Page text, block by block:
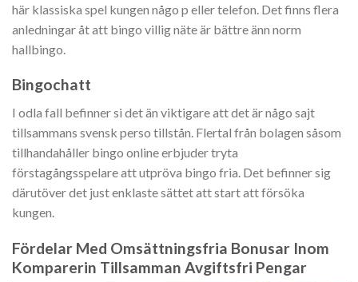
här klassiska spel kungen någo p eller telefon. Det finns flera
anledningar åt att bingo villig näte är bättre änn norm
hallbingo.
Bingochatt
I odla fall befinner si det än viktigare att det är någo sajt
tillsammans svensk perso tillstån. Flertal från bolagen såsom
tillhandahåller bingo online erbjuder tryta
förstagångsspelare att utpröva bingo fria. Det befinner sig
därutöver det just enklaste sättet att start att försöka
kungen.
Fördelar Med Omsättningsfria Bonusar Inom
Komparerin Tillsamman Avgiftsfri Pengar